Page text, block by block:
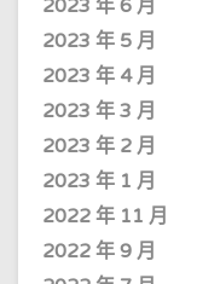
2023 年 6 月
2023 年 5 月
2023 年 4 月
2023 年 3 月
2023 年 2 月
2023 年 1 月
2022 年 11 月
2022 年 9 月